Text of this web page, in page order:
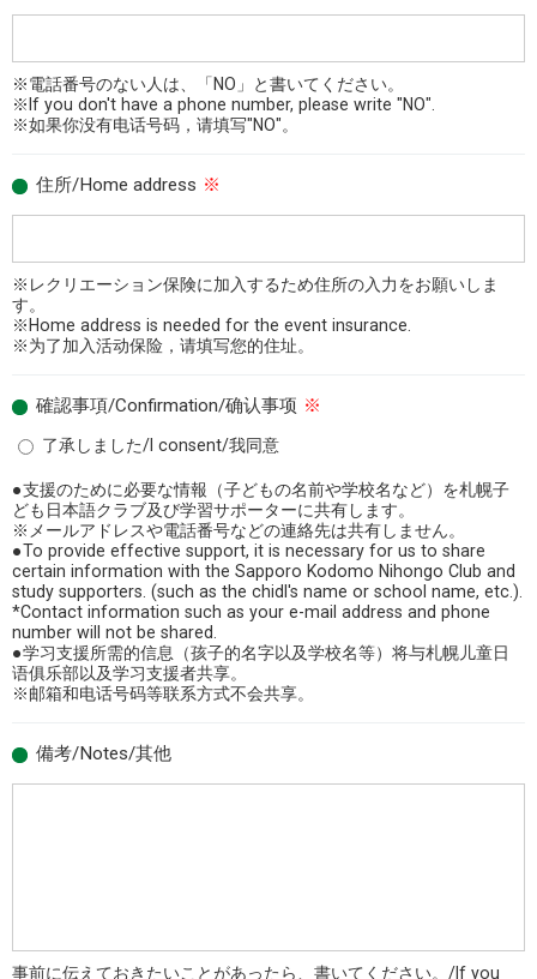
※電話番号のない人は、「NO」と書いてください。
※If you don't have a phone number, please write "NO".
※如果你没有电话号码，请填写"NO"。
住所/Home address ※
※レクリエーション保険に加入するため住所の入力をお願いしま
す。
※Home address is needed for the event insurance.
※为了加入活动保险，请填写您的住址。
確認事項/Confirmation/确认事项 ※
了承しました/I consent/我同意
●支援のために必要な情報（子どもの名前や学校名など）を札幌子
ども日本語クラブ及び学習サポーターに共有します。
※メールアドレスや電話番号などの連絡先は共有しません。
●To provide effective support, it is necessary for us to share
certain information with the Sapporo Kodomo Nihongo Club and
study supporters. (such as the chidl's name or school name, etc.).
*Contact information such as your e-mail address and phone
number will not be shared.
●学习支援所需的信息（孩子的名字以及学校名等）将与札幌儿童日
语俱乐部以及学习支援者共享。
※邮箱和电话号码等联系方式不会共享。
備考/Notes/其他
事前に伝えておきたいことがあったら、書いてください。/If you